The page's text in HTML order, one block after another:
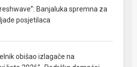
Banjaluka spremna za
posjetilaca
obišao izlagače na